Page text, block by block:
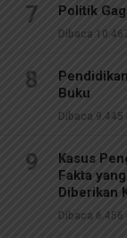
7 Politik
Dibaca
8
Buku
Dibaca 9.445
9
Kasus
Fakta
Diberikan
Dibaca 6.456